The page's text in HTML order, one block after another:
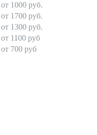
от 1000 руб.
от 1700 руб.
от 1300 руб.
от 1100 руб
от 700 руб